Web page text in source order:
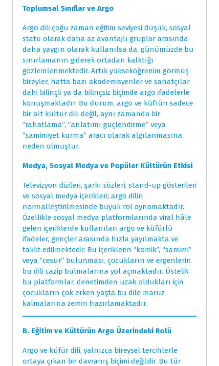
Toplumsal Sınıflar ve Argo
Argo dili çoğu zaman eğitim seviyesi düşük, sosyal
statü olarak daha az avantajlı gruplar arasında
daha yaygın olarak kullanılsa da, günümüzde bu
sınırlamanın giderek ortadan kalktığı
gözlemlenmektedir. Artık yükseköğrenim görmüş
bireyler, hatta bazı akademisyenler ve sanatçılar
dahi bilinçli ya da bilinçsiz biçimde argo ifadelerle
konuşmaktadır. Bu durum, argo ve küfrün sadece
bir alt kültür dili değil, aynı zamanda bir
“rahatlama”, “anlatımı güçlendirme” veya
“samimiyet kurma” aracı olarak algılanmasına
neden olmuştur.
Medya, Sosyal Medya ve Popüler Kültürün Etkisi
Televizyon dizileri, şarkı sözleri, stand-up gösterileri
ve sosyal medya içerikleri; argo dilin
normalleştirilmesinde büyük rol oynamaktadır.
Özellikle sosyal medya platformlarında viral hâle
gelen içeriklerde kullanılan argo ve küfürlü
ifadeler, gençler arasında hızla yayılmakta ve
taklit edilmektedir. Bu içeriklerin “komik”, “samimi”
veya “cesur” bulunması, çocukların ve ergenlerin
bu dili cazip bulmalarına yol açmaktadır. Üstelik
bu platformlar, denetimden uzak oldukları için
çocukların çok erken yaşta bu dile maruz
kalmalarına zemin hazırlamaktadır.
B. Eğitim ve Kültürün Argo Üzerindeki Rolü
Argo ve küfür dili, yalnızca bireysel tercihlerle
ortaya çıkan bir davranış biçimi değildir. Bu tür